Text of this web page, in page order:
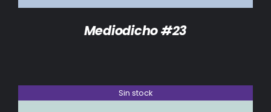
Mediodicho #23
Sin stock